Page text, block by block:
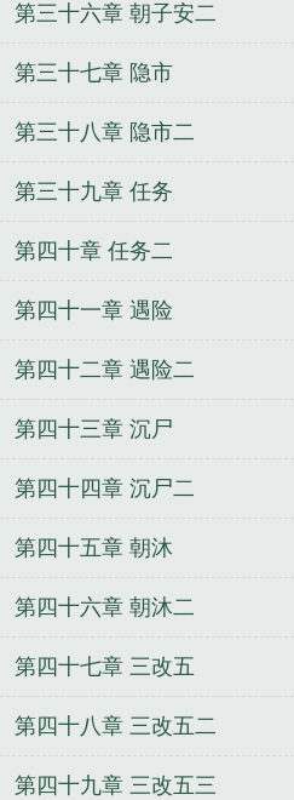
第三十六章 朝子安二
第三十七章 隐市
第三十八章 隐市二
第三十九章 任务
第四十章 任务二
第四十一章 遇险
第四十二章 遇险二
第四十三章 沉尸
第四十四章 沉尸二
第四十五章 朝沐
第四十六章 朝沐二
第四十七章 三改五
第四十八章 三改五二
第四十九章 三改五三